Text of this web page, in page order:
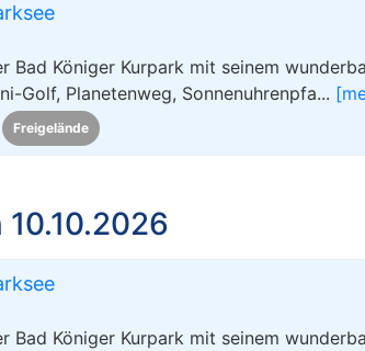
Bad Königer Kurpark mit seinem
Golf, Planetenweg, Sonnenuhrenpfa...
Freigelände
Bad Königer Kurpark mit seinem